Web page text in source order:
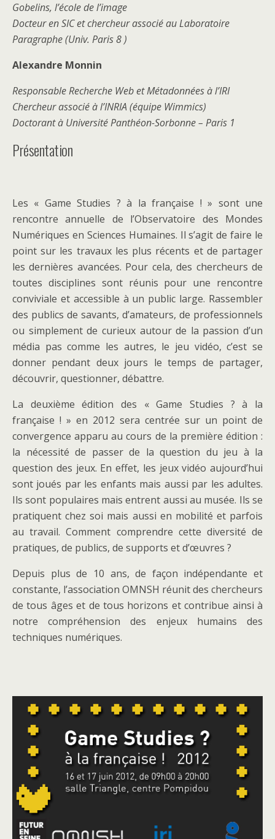
Gobelins, l’école de l’image
Docteur en SIC et chercheur associé au Laboratoire
Paragraphe (Univ. Paris 8 )
Alexandre Monnin
Responsable Recherche Web et Métadonnées à l’IRI
Chercheur associé à l’INRIA (équipe Wimmics)
Doctorant à Université Panthéon-Sorbonne – Paris 1
Présentation
Les « Game Studies ? à la française ! » sont une
rencontre annuelle de l’Observatoire des Mondes
Numériques en Sciences Humaines. Il s’agit de faire le
point sur les travaux les plus récents et de partager
les dernières avancées. Pour cela, des chercheurs de
toutes disciplines sont réunis pour une rencontre
conviviale et accessible à un public large. Rassembler
des publics de savants, d’amateurs, de professionnels
ou simplement de curieux autour de la passion d’un
média pas comme les autres, le jeu vidéo, c’est se
donner pendant deux jours le temps de partager,
découvrir, questionner, débattre.
La deuxième édition des « Game Studies ? à la
française ! » en 2012 sera centrée sur un point de
convergence apparu au cours de la première édition :
la nécessité de passer de la question du jeu à la
question des jeux. En effet, les jeux vidéo aujourd’hui
sont joués par les enfants mais aussi par les adultes.
Ils sont populaires mais entrent aussi au musée. Ils se
pratiquent chez soi mais aussi en mobilité et parfois
au travail. Comment comprendre cette diversité de
pratiques, de publics, de supports et d’œuvres ?
Depuis plus de 10 ans, de façon indépendante et
constante, l’association OMNSH réunit des chercheurs
de tous âges et de tous horizons et contribue ainsi à
notre compréhension des enjeux humains des
techniques numériques.